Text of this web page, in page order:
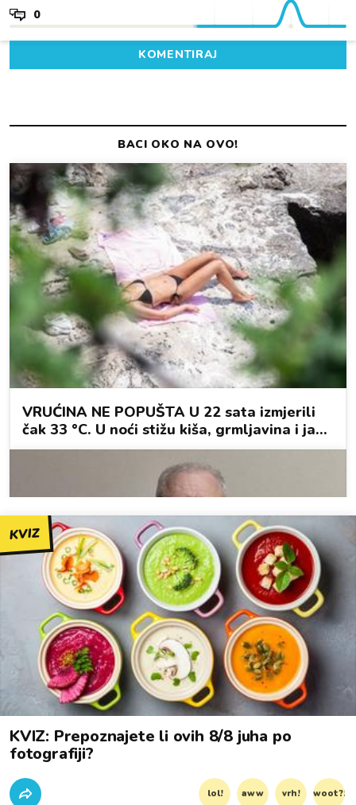
0
KOMENTIRAJ
KVIZ
KVIZ: Prepoznajete li ovih 8/8 juha po
fotografiji?
lol! aww vrh! woot?!